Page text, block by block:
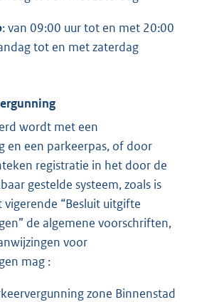
: van 09:00 uur tot en met 20:00
tot en met zaterdag
wordt met een
en een parkeerpas, of door
registratie in het door de
gestelde systeem, zoals is
“Besluit uitgifte
de algemene voorschriften,
voor
mag :
zone Binnenstad